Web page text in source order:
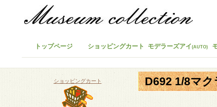
D692 1/8マ
トップページ ショッピングカート モデラーズアイ(AUTO)
ショッピングカート